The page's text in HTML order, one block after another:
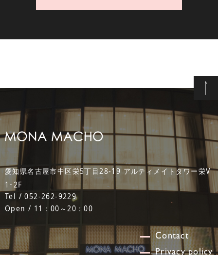
愛知県名古屋市中区栄5丁目28-19 アルティメイトタワー栄V
1･2F
Tel / 052-262-9229
Open / 11：00～20：00
Contact
Privacy policy